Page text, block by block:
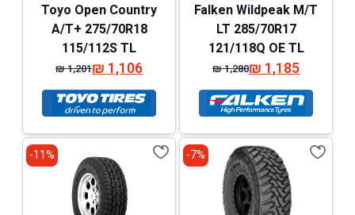
Falken Wildpeak M/T
LT 285/70R17
121/118Q OE TL
₪1,280
המחיר
המקורי
היה:
₪ 1,280.
₪1,185
המחיר
הנוכחי
הוא:
₪ 1,185.
Toyo Open Country
A/T+ 275/70R18
115/112S TL
₪1,201
המחיר
המקורי
היה:
₪ 1,201.
₪1,106
המחיר
הנוכחי
הוא:
₪ 1,106.
7%-
11%-